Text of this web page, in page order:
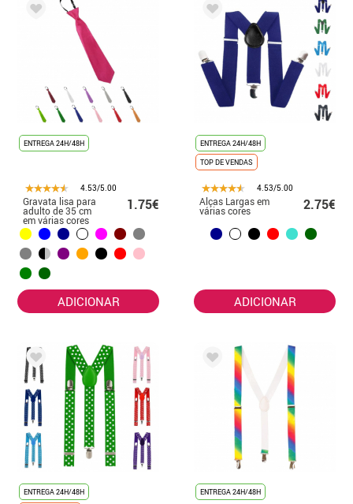
ENTREGA 24H/48H
4.53/5.00
Gravata lisa para
adulto de 35 cm
em várias cores
1.75€
ADICIONAR
ENTREGA 24H/48H
TOP DE VENDAS
4.53/5.00
Alças Largas em
várias cores 2.75€
ADICIONAR
ENTREGA 24H/48H
ENTREGA 24H/48H